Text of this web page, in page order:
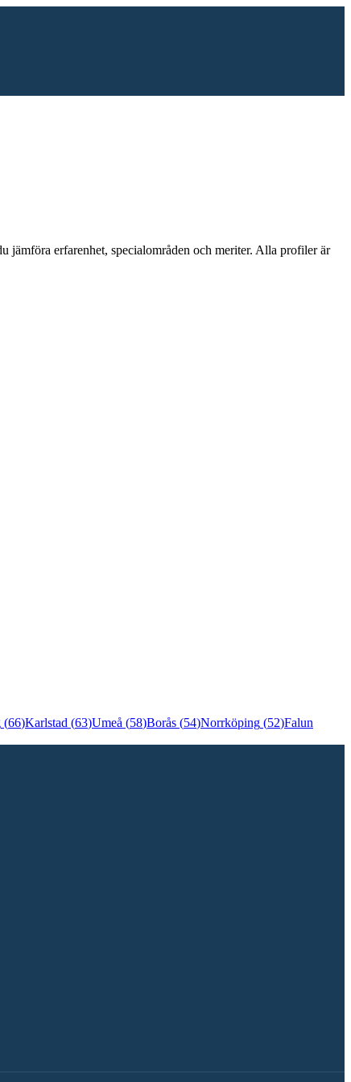
jämföra erfarenhet, specialområden och meriter. Alla profiler är
(66)Karlstad (63)Umeå (58)Borås (54)Norrköping (52)Falun